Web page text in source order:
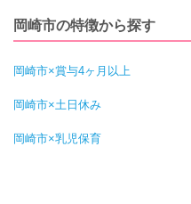
岡崎市の特徴から探す
岡崎市×賞与4ヶ月以上
岡崎市×土日休み
岡崎市×乳児保育